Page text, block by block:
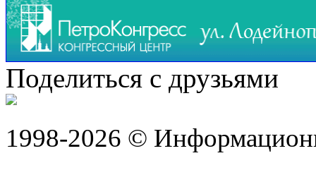
Поделиться с друзьями
1998-2026 ©